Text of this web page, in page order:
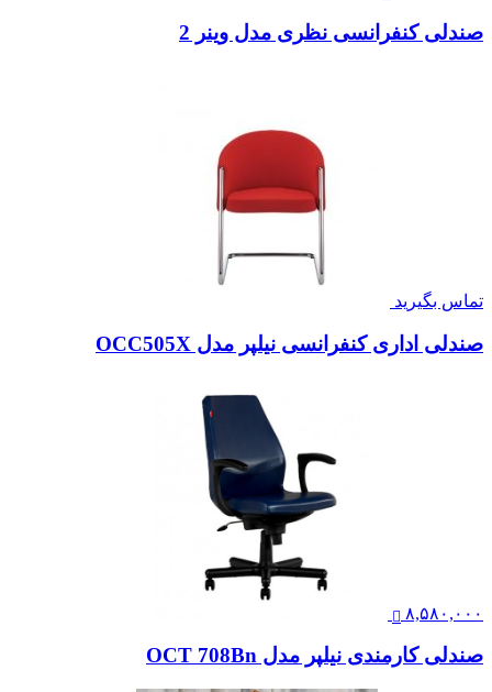
صندلی کنفرانسی نظری مدل وینر 2
تماس بگیرید
صندلی اداری کنفرانسی نیلپر مدل OCC505X
۸,۵۸۰,۰۰۰
صندلی کارمندی نیلپر مدل OCT 708Bn